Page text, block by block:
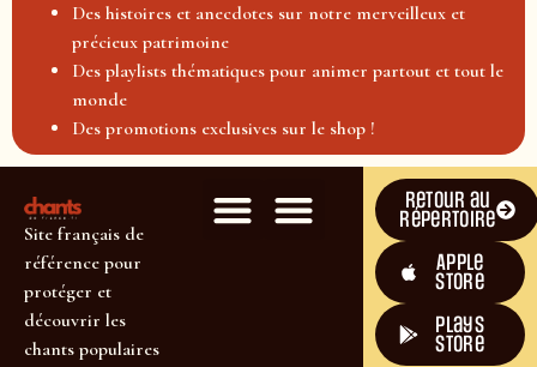
Des histoires et anecdotes sur notre merveilleux et
précieux patrimoine
Des playlists thématiques pour animer partout et tout le
monde
Des promotions exclusives sur le shop !
Site français de
référence pour
protéger et
découvrir les
chants populaires
Retour au
répertoire
Apple
Store
plays
store